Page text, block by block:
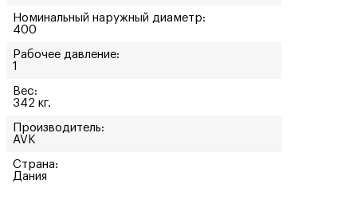
Номинальный наружный диаметр:
400
Рабочее давление:
1
Вес:
342 кг.
Производитель:
AVK
Страна:
Дания